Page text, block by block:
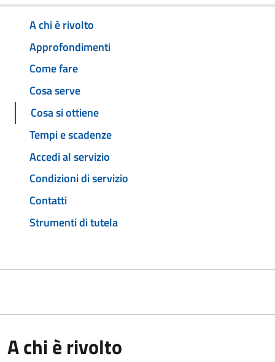
A chi è rivolto
Approfondimenti
Come fare
Cosa serve
Cosa si ottiene
Tempi e scadenze
Accedi al servizio
Condizioni di servizio
Contatti
Strumenti di tutela
A chi è rivolto